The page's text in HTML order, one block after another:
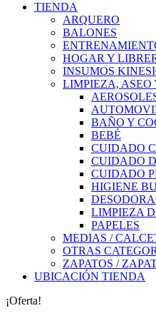
TIENDA
ARQUERO
BALONES
HOGAR Y
INSUMOS
LIMPIEZA, ASEO
BAÑO Y
BEBÉ
CUIDADO
CUIDADO
CUIDADO
HIGIENE
LIMPIEZA
PAPELES
MEDIAS /
OTRAS
ZAPATOS /
UBICACIÓN TIENDA
¡Oferta!